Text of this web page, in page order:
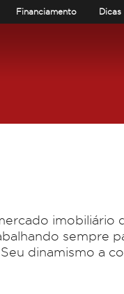
Financiamento Dicas
imobiliário
sempre
dinamismo a